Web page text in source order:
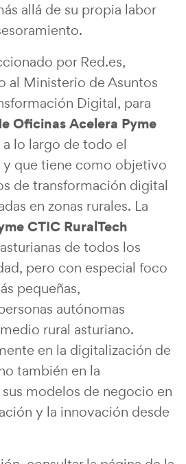
allá de su propia labor
por Red.es,
al Ministerio de Asuntos
Digital, para
Oficinas Acelera Pyme
lo largo de todo el
que tiene como objetivo
de transformación digital
en zonas rurales. La
CTIC RuralTech
de todos los
pero con especial foco
pequeñas,
autónomas
rural asturiano.
en la digitalización de
también en la
modelos de negocio en
y la innovación desde